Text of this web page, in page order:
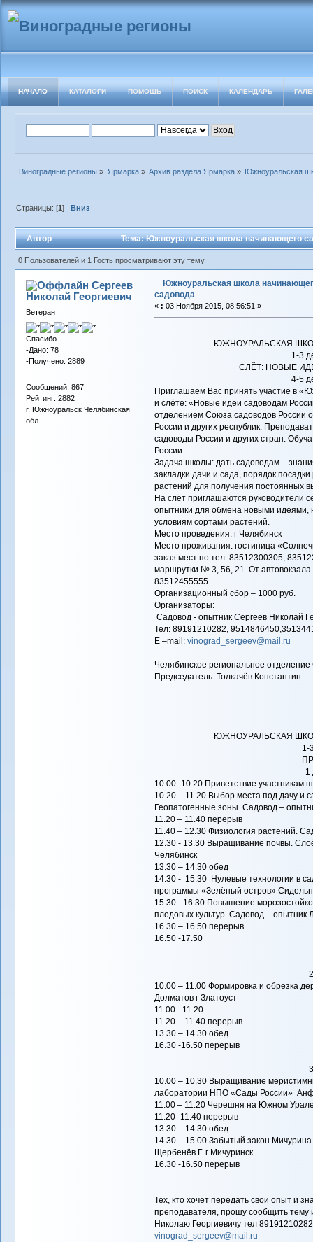
НАЧАЛО КАТАЛОГИ ПОМОЩЬ ПОИСК КАЛЕНДАРЬ
Виноградные регионы » Ярмарка» Архив раздела Ярмарка» Южноуральская
Страницы: [1] Вниз
Автор Тема: Южноуральская школа начинающего
0 Пользователей и 1 Гость просматривают эту тему.
Сергеев
Николай Георгиевич
Ветеран
Спасибо
-Дано: 78
-Получено: 2889
Сообщений: 867
Рейтинг: 2882
г. Южноуральск Челябинская
обл.
Южноуральская школа
садовода
« : 03 Ноября 2015, 08:56:51 »
ЮЖНОУРАЛЬСКАЯ
1-3
СЛЁТ: НОВЫЕ
4-5
Приглашаем Вас принять участие в
и слёте: «Новые идеи садоводам
отделением Союза садоводов России
России и других республик.
садоводы России и других стран.
России.
Задача школы: дать садоводам –
закладки дачи и сада, порядок
растений для получения постоянных
На слёт приглашаются руководители
опытники для обмена новыми идеями,
условиям сортами растений.
Место проведения: г Челябинск
Место проживания: гостиница
заказ мест по тел: 83512300305,
маршрутки № 3, 56, 21. От
83512455555
Организационный сбор – 1000 руб.
Организаторы:
Садовод - опытник Сергеев Николай
Тел: 89191210282,
E –mail: vinograd_sergeev@mail.ru
Челябинское региональное
Председатель: Толкачёв Константин
ЮЖНОУРАЛЬСКАЯ
1-
1
10.00 -10.20 Приветствие участникам
10.20 – 11.20 Выбор места под дачу и
Геопатогенные зоны. Садовод –
11.20 – 11.40 перерыв
11.40 – 12.30 Физиология растений.
12.30 - 13.30 Выращивание почвы.
Челябинск
13.30 – 14.30 обед
14.30 - 15.30 Нулевые технологии в
программы «Зелёный остров»
15.30 - 16.30 Повышение
плодовых культур. Садовод – опытник
16.30 – 16.50 перерыв
16.50 -17.50
10.00 – 11.00 Формировка и обрезка
Долматов г Златоуст
11.00 - 11.20
11.20 – 11.40 перерыв
13.30 – 14.30 обед
16.30 -16.50 перерыв
10.00 – 10.30 Выращивание
лаборатории НПО «Сады России»
11.00 – 11.20 Черешня на Южном
11.20 -11.40 перерыв
13.30 – 14.30 обед
14.30 – 15.00 Забытый закон
Щербенёв Г. г Мичуринск
16.30 -16.50 перерыв
Тех, кто хочет передать свои опыт и
преподавателя, прошу сообщить тему
Николаю Георгиевичу тел
vinograd_sergeev@mail.ru